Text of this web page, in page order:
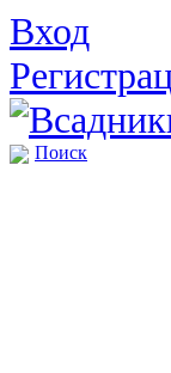
Вход
Поиск